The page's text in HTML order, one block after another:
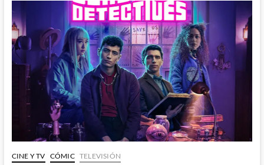
Soldado
Desconocido
de
Joshua
Dysart
Alberto
Ponticelli
CINE Y TV CÓMIC TELEVISIÓN